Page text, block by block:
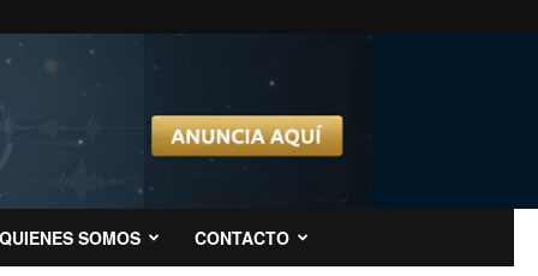
QUIENES SOMOS CONTACTO